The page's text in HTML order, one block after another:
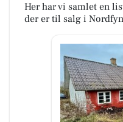
Her har vi samlet en
der er til salg i